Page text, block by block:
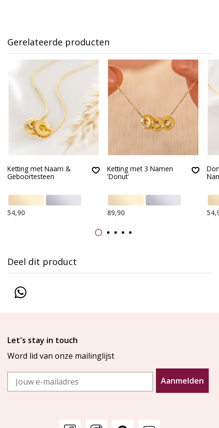
Gerelateerde producten
Ketting met Naam &
Geboortesteen
54,90
Ketting met 3 Namen
'Donut'
89,90
Deel dit product
Let's stay in touch
Word lid van onze mailinglijst
Email
Aanmelden